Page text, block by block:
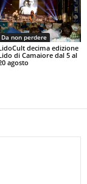
Da non perdere
decima edizione
di Camaiore dal 5 al
agosto